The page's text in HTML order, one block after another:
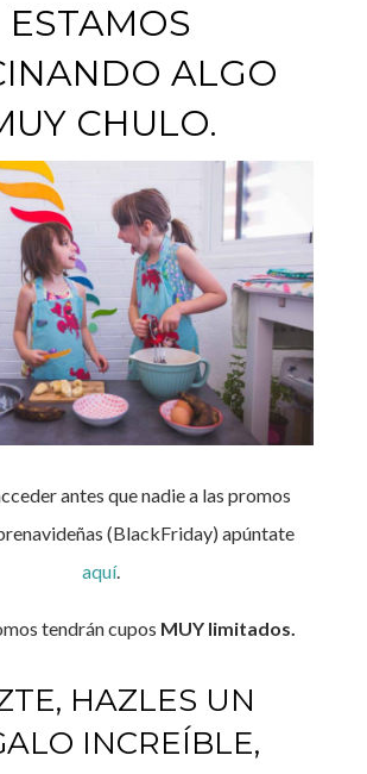
ESTAMOS
ALGO
CHULO.
antes que nadie a las promos
(BlackFriday) apúntate
aquí.
tendrán cupos MUY limitados.
HAZLES UN
INCREÍBLE,